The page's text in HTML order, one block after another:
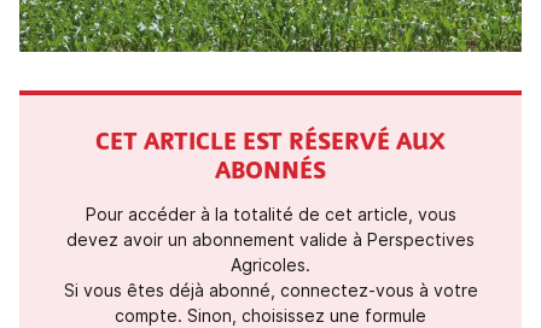
CET ARTICLE EST RÉSERVÉ AUX
ABONNÉS
Pour accéder à la totalité de cet article, vous
devez avoir un abonnement valide à Perspectives
Agricoles.
Si vous êtes déjà abonné, connectez-vous à votre
compte. Sinon, choisissez une formule